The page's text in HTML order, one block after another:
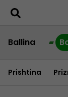
Ballina
Prishtina